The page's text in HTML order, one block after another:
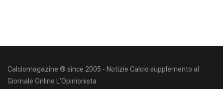
Calciomagazine ® since 2005 - Notizie Calcio supplemento al
Giornale Online L'Opinionista